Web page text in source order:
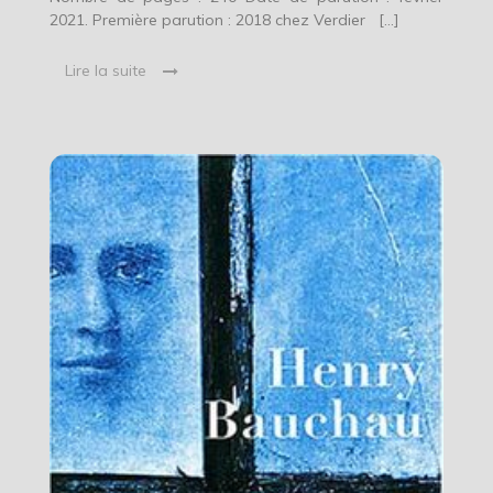
2021. Première parution : 2018 chez Verdier […]
Lire la suite